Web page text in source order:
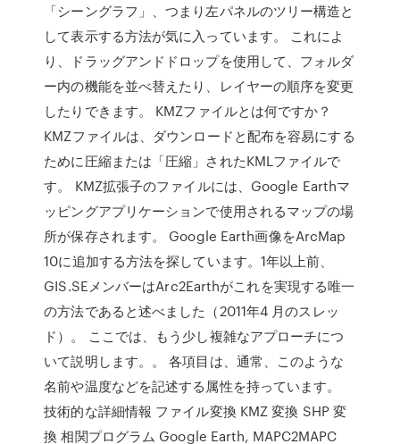
「シーングラフ」、つまり左パネルのツリー構造と
して表示する方法が気に入っています。 これによ
り、ドラッグアンドドロップを使用して、フォルダ
ー内の機能を並べ替えたり、レイヤーの順序を変更
したりできます。 KMZファイルとは何ですか？
KMZファイルは、ダウンロードと配布を容易にする
ために圧縮または「圧縮」されたKMLファイルで
す。 KMZ拡張子のファイルには、Google Earthマ
ッピングアプリケーションで使用されるマップの場
所が保存されます。 Google Earth画像をArcMap
10に追加する方法を探しています。1年以上前、
GIS.SEメンバーはArc2Earthがこれを実現する唯一
の方法であると述べました（2011年4 月のスレッ
ド）。 ここでは、もう少し複雑なアプローチにつ
いて説明します。。 各項目は、通常、このような
名前や温度などを記述する属性を持っています。
技術的な詳細情報 ファイル変換 KMZ 変換 SHP 変
換 相関プログラム Google Earth, MAPC2MAPC